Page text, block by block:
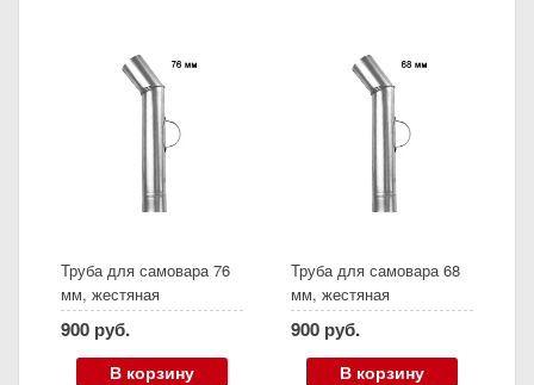
Труба для самовара 76
мм, жестяная
900 руб.
В корзину
Труба для самовара 68
мм, жестяная
900 руб.
В корзину